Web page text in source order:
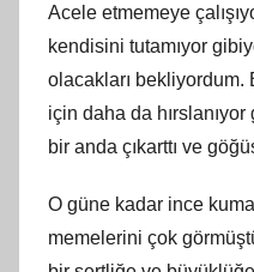
Acele etmemeye
kendisini tutamıyor
olacakları bekliyordum.
için daha da
bir anda çıkarttı ve
O güne kadar ince
memelerini çok